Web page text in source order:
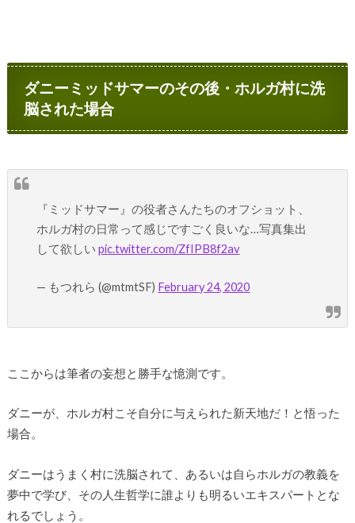
ダニーミッドサマーのその後・ホルガ村に洗
脳された場合
『ミッドサマー』の役者さんたちのオフショット、
ホルガ村の日常って感じですごく良いな…写真集出
して欲しいpic.twitter.com/ZfIPB8f2av
— もつれら (@mtmtSF) February 24, 2020
ここからは筆者の妄想と勝手な憶測です。
ダニーが、ホルガ村こそ自分に与えられた新天地だ！と悟った
場合。
ダニーはうまく村に洗脳されて、あるいは自らホルガの教義を
夢中で学び、その人生哲学に誰よりも明るいエキスパートとな
れるでしょう。